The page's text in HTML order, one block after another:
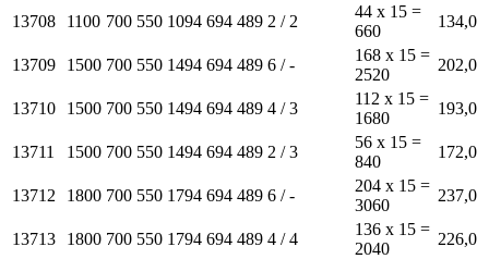
13708 1100 700 550 1094 694 489 2 / 2
44 x 15 =
660
134,0
13709 1500 700 550 1494 694 489 6 / -
168 x 15 =
2520
202,0
13710 1500 700 550 1494 694 489 4 / 3
112 x 15 =
1680
193,0
13711 1500 700 550 1494 694 489 2 / 3
56 x 15 =
840
172,0
13712 1800 700 550 1794 694 489 6 / -
204 x 15 =
3060
237,0
13713 1800 700 550 1794 694 489 4 / 4
136 x 15 =
2040
226,0